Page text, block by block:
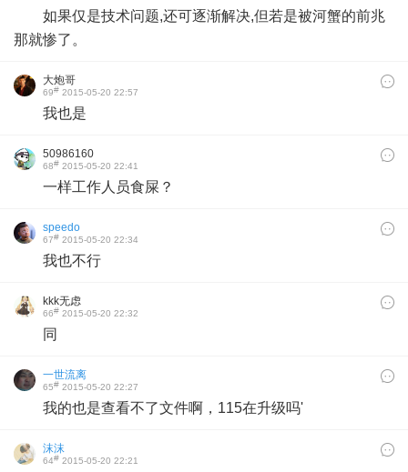
如果仅是技术问题,还可逐渐解决,但若是被河蟹的前兆
那就惨了。
大炮哥
69# 2015-05-20 22:57
我也是
50986160
68# 2015-05-20 22:41
一样工作人员食屎？
speedo
67# 2015-05-20 22:34
我也不行
kkk无虑
66# 2015-05-20 22:32
同
一世流离
65# 2015-05-20 22:27
我的也是查看不了文件啊，115在升级吗'
沫沫
64# 2015-05-20 22:21